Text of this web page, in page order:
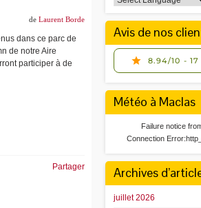
de Laurent Borde
dans ce parc de
de notre Aire
participer à de
Partager
Avis de nos
Météo à Maclas
Failure notice
Connection
Archives
juillet 2026